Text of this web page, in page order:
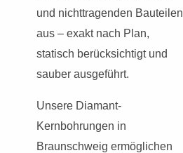
und nichttragenden Bauteilen
aus – exakt nach Plan,
statisch berücksichtigt und
sauber ausgeführt.
Unsere Diamant-
Kernbohrungen in
Braunschweig ermöglichen